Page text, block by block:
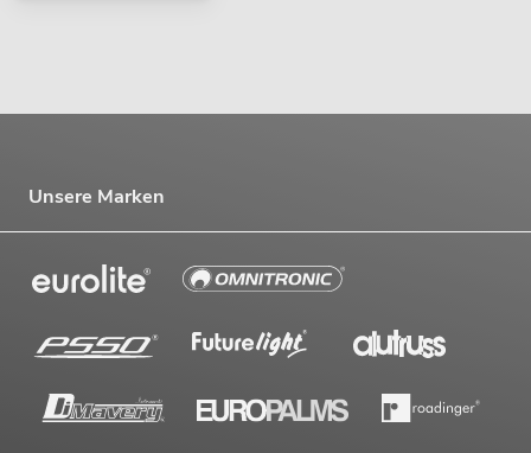
Unsere Marken